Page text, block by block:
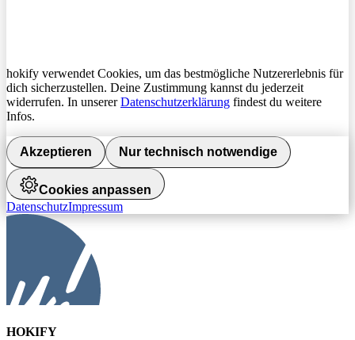
hokify verwendet Cookies, um das bestmögliche Nutzererlebnis für
dich sicherzustellen. Deine Zustimmung kannst du jederzeit
widerrufen. In unsererDatenschutzerklärung findest du weitere
Infos.
Akzeptieren Nur technisch notwendige
Cookies anpassen
DatenschutzImpressum
HOKIFY